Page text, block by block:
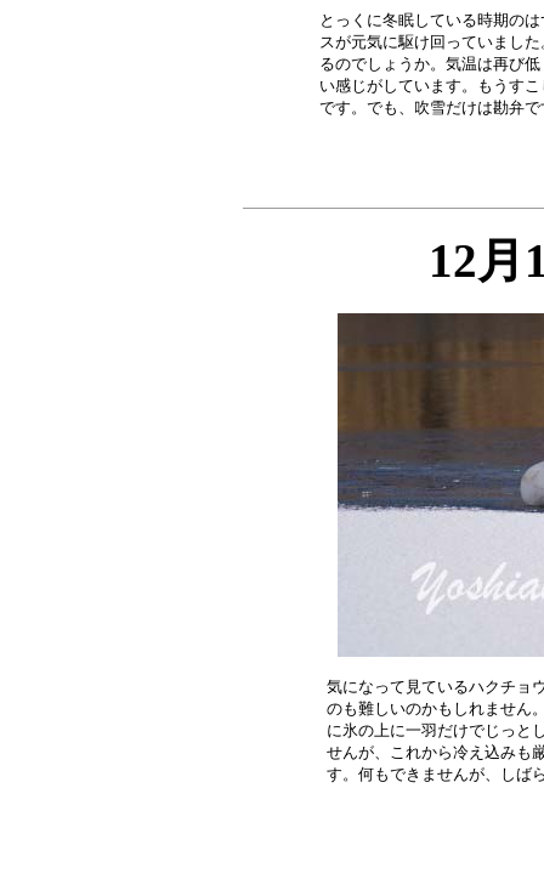
とっくに冬眠している時期の
スが元気に駆け回っていまし
るのでしょうか。気温は再び
い感じがしています。もうす
12月
気になって見ているハクチョ
のも難しいのかもしれません
に氷の上に一羽だけでじっと
せんが、これから冷え込みも